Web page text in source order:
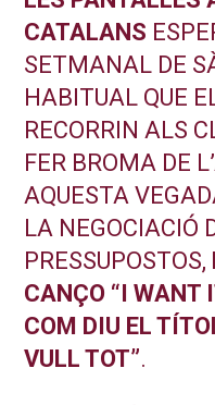
CATALANS
SETMANAL DE
HABITUAL QUE
RECORRIN ALS
FER BROMA DE
AQUESTA
LA NEGOCIACIÓ
PRESSUPOSTOS,
CANÇO “I WANT
COM DIU EL
VULL TOT”.